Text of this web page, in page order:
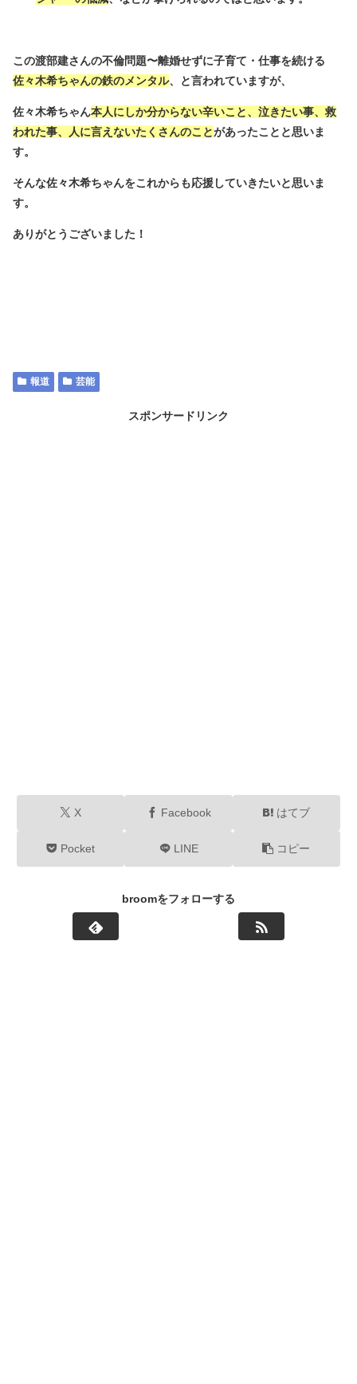
この渡部建さんの不倫問題〜離婚せずに子育て・仕事を続ける
佐々木希ちゃんの鉄のメンタル、と言われていますが、
佐々木希ちゃん本人にしか分からない辛いこと、泣きたい事、救
われた事、人に言えないたくさんのことがあったことと思いま
す。
そんな佐々木希ちゃんをこれからも応援していきたいと思いま
す。
ありがとうございました！
報道 芸能
スポンサードリンク
X Facebook はてブ
Pocket LINE コピー
broomをフォローする